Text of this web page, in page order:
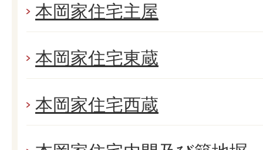
本岡家住宅主屋
本岡家住宅東蔵
本岡家住宅西蔵